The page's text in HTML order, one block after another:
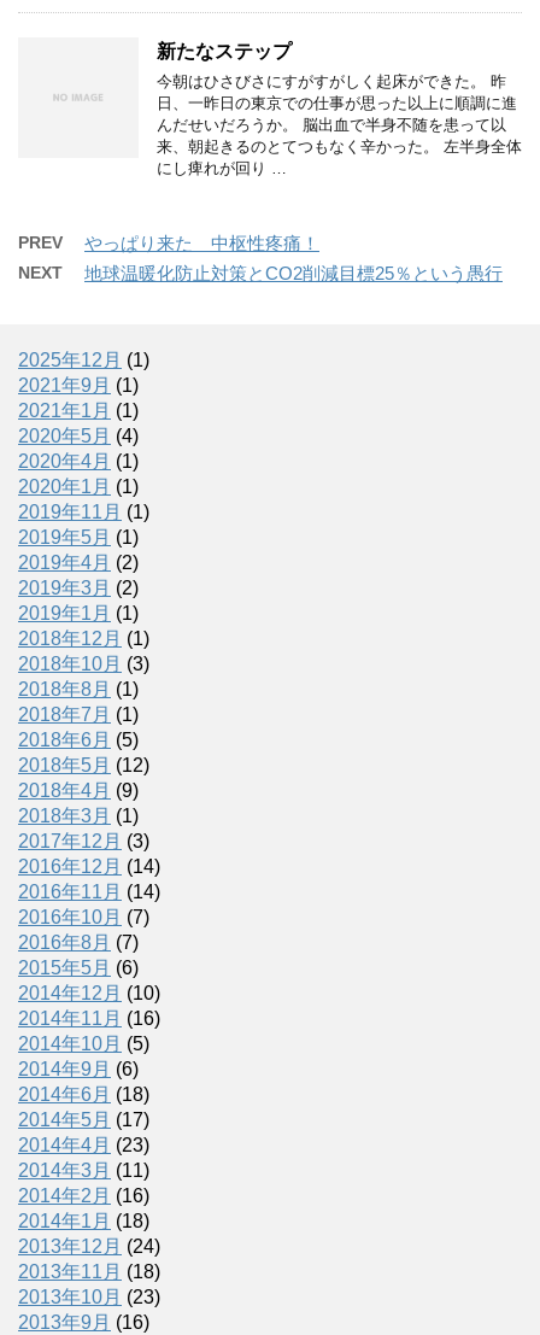
新たなステップ
今朝はひさびさにすがすがしく起床ができた。 昨
日、一昨日の東京での仕事が思った以上に順調に進
んだせいだろうか。 脳出血で半身不随を患って以
来、朝起きるのとてつもなく辛かった。 左半身全体
にし痺れが回り …
PREV やっぱり来た 中枢性疼痛！
NEXT 地球温暖化防止対策とCO2削減目標25％という愚行
2025年12月 (1)
2021年9月 (1)
2021年1月 (1)
2020年5月 (4)
2020年4月 (1)
2020年1月 (1)
2019年11月 (1)
2019年5月 (1)
2019年4月 (2)
2019年3月 (2)
2019年1月 (1)
2018年12月 (1)
2018年10月 (3)
2018年8月 (1)
2018年7月 (1)
2018年6月 (5)
2018年5月 (12)
2018年4月 (9)
2018年3月 (1)
2017年12月 (3)
2016年12月 (14)
2016年11月 (14)
2016年10月 (7)
2016年8月 (7)
2015年5月 (6)
2014年12月 (10)
2014年11月 (16)
2014年10月 (5)
2014年9月 (6)
2014年6月 (18)
2014年5月 (17)
2014年4月 (23)
2014年3月 (11)
2014年2月 (16)
2014年1月 (18)
2013年12月 (24)
2013年11月 (18)
2013年10月 (23)
2013年9月 (16)